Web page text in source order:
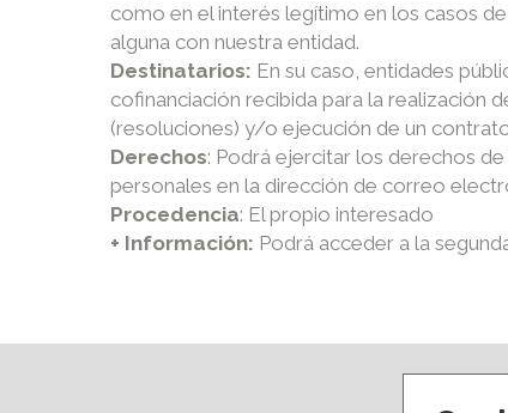
como en el interés legítimo en los casos
alguna con nuestra entidad.
Destinatarios: En su caso, entidades
cofinanciación recibida para la realización
(resoluciones) y/o ejecución de un
Derechos: Podrá ejercitar los derechos
personales en la dirección de correo
Procedencia: El propio interesado
+ Información: Podrá acceder a la